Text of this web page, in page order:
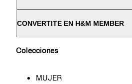
CONVERTITE EN H&M MEMBER
Colecciones
MUJER